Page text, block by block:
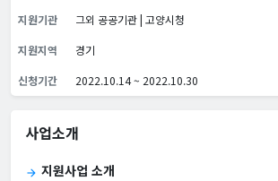
지원기관
그외 공공기관 | 고양시청
지원지역
경기
신청기간
2022.10.14 ~ 2022.10.30
사업소개
arrow_forward 지원사업 소개